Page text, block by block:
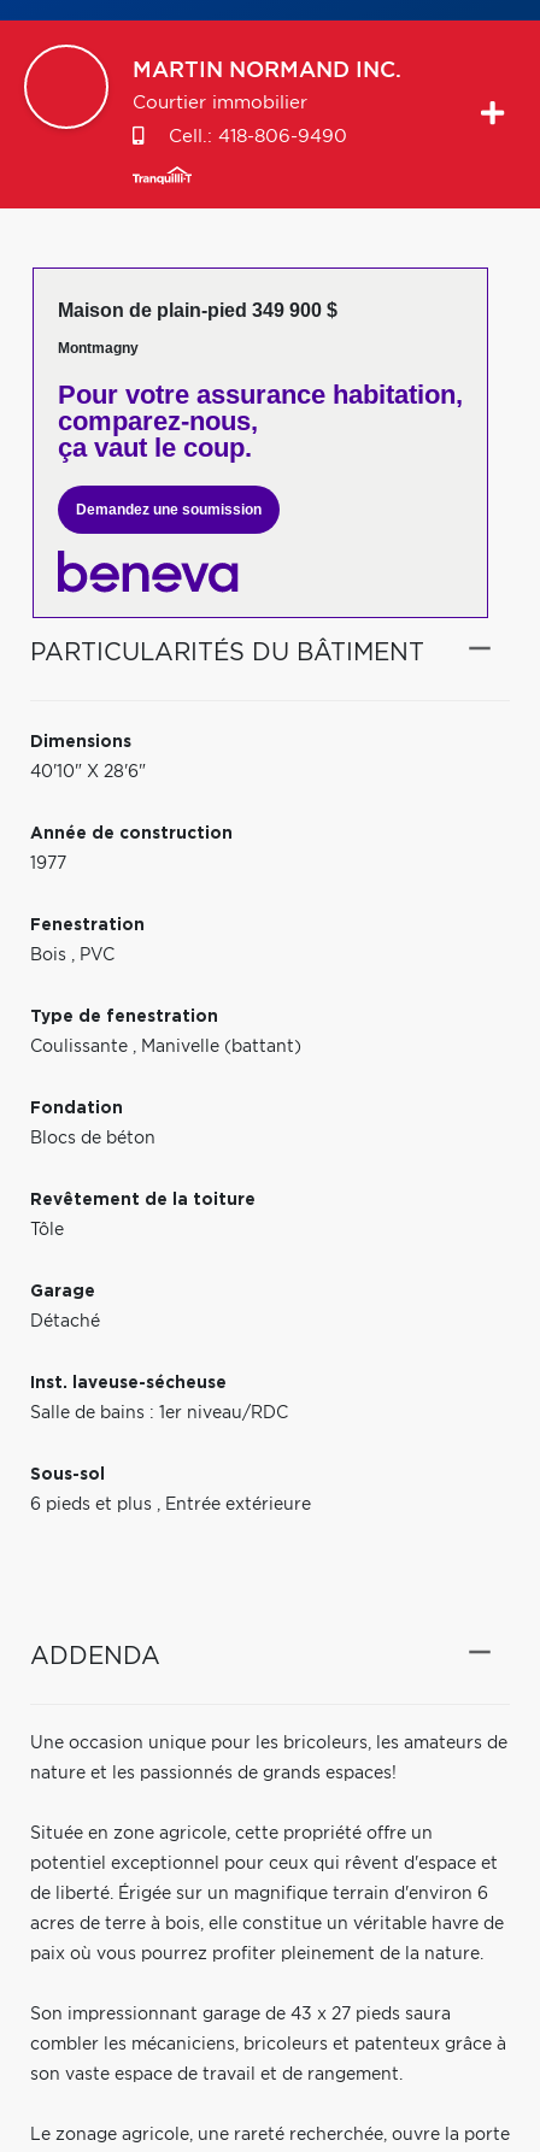
MARTIN NORMAND INC.
Courtier immobilier
Cell.: 418-806-9490
Maison de plain-pied 349 900 $
Montmagny
Pour votreassurance habitation,
comparez-nous,
ça vaut le coup.
Demandez une soumission
PARTICULARITÉS DU BÂTIMENT
Dimensions
40'10" X 28'6"
Année de construction
1977
Fenestration
Bois , PVC
Type de fenestration
Coulissante , Manivelle (battant)
Fondation
Blocs de béton
Revêtement de la toiture
Tôle
Garage
Détaché
Inst. laveuse-sécheuse
Salle de bains : 1er niveau/RDC
Sous-sol
6 pieds et plus , Entrée extérieure
ADDENDA
Une occasion unique pour les bricoleurs, les amateurs de
nature et les passionnés de grands espaces!
Située en zone agricole, cette propriété offre un
potentiel exceptionnel pour ceux qui rêvent d'espace et
de liberté. Érigée sur un magnifique terrain d'environ 6
acres de terre à bois, elle constitue un véritable havre de
paix où vous pourrez profiter pleinement de la nature.
Son impressionnant garage de 43 x 27 pieds saura
combler les mécaniciens, bricoleurs et patenteux grâce à
son vaste espace de travail et de rangement.
Le zonage agricole, une rareté recherchée, ouvre la porte